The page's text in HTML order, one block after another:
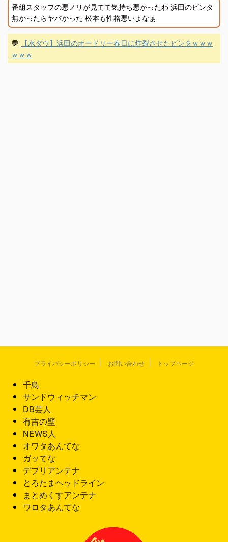
番組スタッフの悪ノリが見てて気持ち悪かったわ 浜田のビンタ
無かったらヤバかった 松本も性格悪いよなぁ
💬
【水ダウ】浜田のオードリー春日に炸裂させたビンタｗｗｗ
ｗｗｗ
プライバシーポリシー お問い合わせ トップページ
千鳥
サンドウィッチマン
DB芸人
有吉の壁
NEWS人
オワタあんてな
ガッてな
デブリアンテナ
とろたまヘッドライン
まとめくすアンテナ
ワロタあんてな